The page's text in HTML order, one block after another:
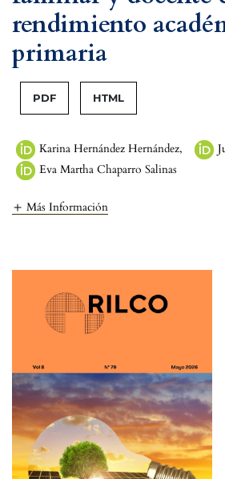
rendimiento
primaria
PDF HTML
Karina Hernández Hernández,
Eva Martha Chaparro Salinas
Más Información